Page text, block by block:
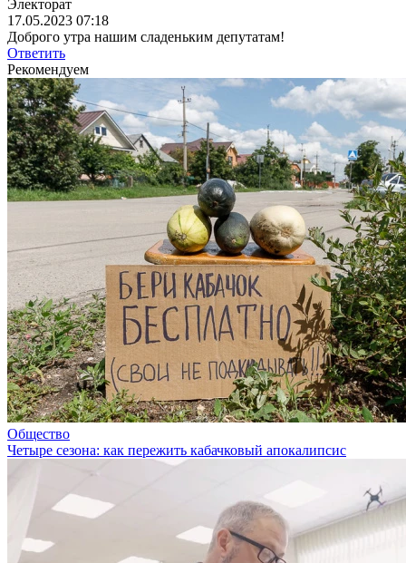
Электорат
17.05.2023 07:18
Доброго утра нашим сладеньким депутатам!
Ответить
Рекомендуем
Общество
Четыре сезона: как пережить кабачковый апокалипсис